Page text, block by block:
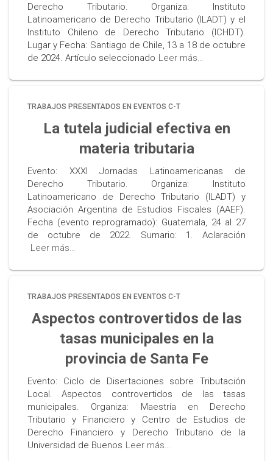
Derecho Tributario. Organiza: Instituto
Latinoamericano de Derecho Tributario (ILADT) y el
Instituto Chileno de Derecho Tributario (ICHDT).
Lugar y Fecha: Santiago de Chile, 13 a 18 de octubre
de 2024. Artículo seleccionado Leer más…
TRABAJOS PRESENTADOS EN EVENTOS C-T
La tutela judicial efectiva en
materia tributaria
Evento: XXXI Jornadas Latinoamericanas de
Derecho Tributario. Organiza: Instituto
Latinoamericano de Derecho Tributario (ILADT) y
Asociación Argentina de Estudios Fiscales (AAEF).
Fecha (evento reprogramado): Guatemala, 24 al 27
de octubre de 2022. Sumario: 1. Aclaración
Leer más…
TRABAJOS PRESENTADOS EN EVENTOS C-T
Aspectos controvertidos de las
tasas municipales en la
provincia de Santa Fe
Evento: Ciclo de Disertaciones sobre Tributación
Local. Aspectos controvertidos de las tasas
municipales. Organiza: Maestría en Derecho
Tributario y Financiero y Centro de Estudios de
Derecho Financiero y Derecho Tributario de la
Universidad de Buenos Leer más…